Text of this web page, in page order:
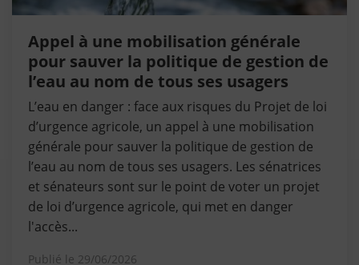
Appel à une mobilisation générale
pour sauver la politique de gestion de
l’eau au nom de tous ses usagers
L’eau en danger : face aux risques du Projet de loi
d’urgence agricole, un appel à une mobilisation
générale pour sauver la politique de gestion de
l’eau au nom de tous ses usagers. Les sénatrices
et sénateurs sont sur le point de voter un projet
de loi d’urgence agricole, qui met en danger
l'accès...
Publié le 29/06/2026